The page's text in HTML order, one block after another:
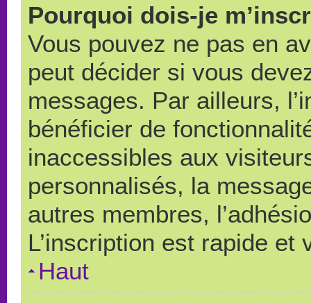
Pourquoi dois-je
Vous pouvez ne pas en
peut décider si vous
messages. Par ailleurs,
bénéficier de
inaccessibles aux
personnalisés, la
autres membres,
L’inscription est rapide et
Haut